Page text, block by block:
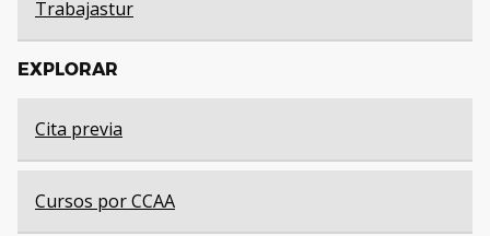
Trabajastur
EXPLORAR
Cita previa
Cursos por CCAA